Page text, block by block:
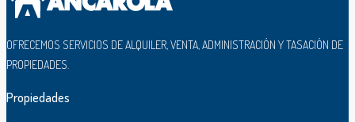
OFRECEMOS SERVICIOS DE ALQUILER, VENTA, ADMINISTRACIÓN Y TASACIÓN DE
PROPIEDADES.
Propiedades